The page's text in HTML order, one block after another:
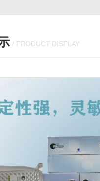
/ PRODUCT DISPLAY